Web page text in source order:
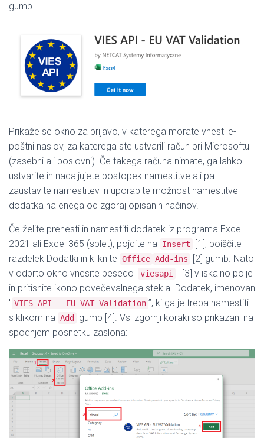
gumb.
Prikaže se okno za prijavo, v katerega morate vnesti e-
poštni naslov, za katerega ste ustvarili račun pri Microsoftu
(zasebni ali poslovni). Če takega računa nimate, ga lahko
ustvarite in nadaljujete postopek namestitve ali pa
zaustavite namestitev in uporabite možnost namestitve
dodatka na enega od zgoraj opisanih načinov.
Če želite prenesti in namestiti dodatek iz programa Excel
2021 ali Excel 365 (splet), pojdite na Insert
[1], poiščite
razdelek Dodatki in kliknite Office Add-ins
[2] gumb. Nato
v odprto okno vnesite besedo ' viesapi ′ [3] v iskalno polje
in pritisnite ikono povečevalnega stekla. Dodatek, imenovan
" VIES API - EU VAT Validation ”, ki ga je treba namestiti
s klikom na Add
gumb [4]. Vsi zgornji koraki so prikazani na
spodnjem posnetku zaslona: